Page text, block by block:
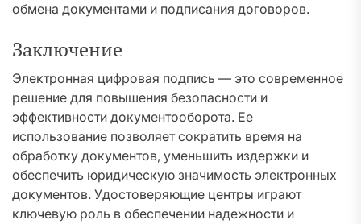
обмена документами и подписания договоров.
Заключение
Электронная цифровая подпись — это современное
решение для повышения безопасности и
эффективности документооборота. Ее
использование позволяет сократить время на
обработку документов, уменьшить издержки и
обеспечить юридическую значимость электронных
документов. Удостоверяющие центры играют
ключевую роль в обеспечении надежности и